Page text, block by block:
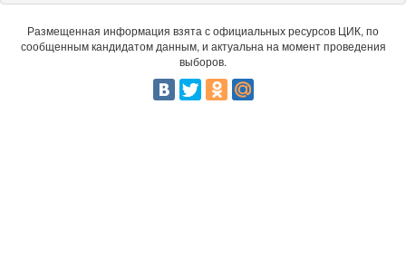
Размещенная информация взята с официальных ресурсов ЦИК, по
сообщенным кандидатом данным, и актуальна на момент проведения
выборов.